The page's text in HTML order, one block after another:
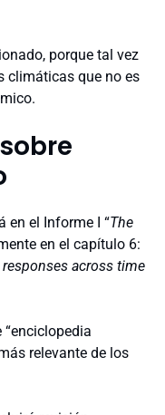
porque tal vez
climáticas que no es
en el Informe I “The
en el capítulo 6:
across time
“enciclopedia
relevante de los